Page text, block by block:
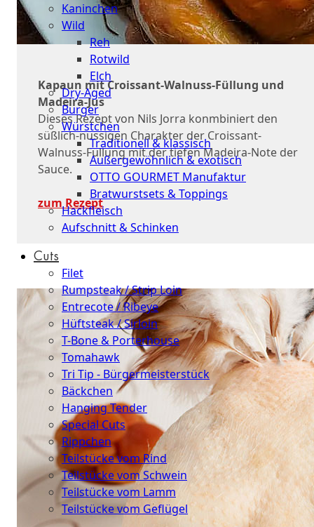
Kaninchen
Wild
Reh
Rotwild
Elch
Dry-Aged
Burger
Würstchen
Traditionell & klassisch
Außergewöhnlich & exotisch
OTTO GOURMET Manufaktur
Bratwurstsets & Toppings
Hackfleisch
Aufschnitt & Schinken
Cuts
Filet
Rumpsteak / Strip Loin
Entrecote / Ribeye
Hüftsteak / Sirloin
T-Bone & Porterhouse
Tomahawk
Tri Tip - Bürgermeisterstück
Bäckchen
Hanging Tender
Special Cuts
Rippchen
Teilstücke vom Rind
Teilstücke vom Schwein
Teilstücke vom Lamm
Teilstücke vom Geflügel
Kapaun mit Croissant-Walnuss-Füllung und
Madeira-Jus
Dieses Rezept von Nils Jorra konmbiniert den
süßlich-nussigen Charakter der Croissant-
Walnuss-Füllung mit der tiefen Madeira-Note der
Sauce.
zum Rezept